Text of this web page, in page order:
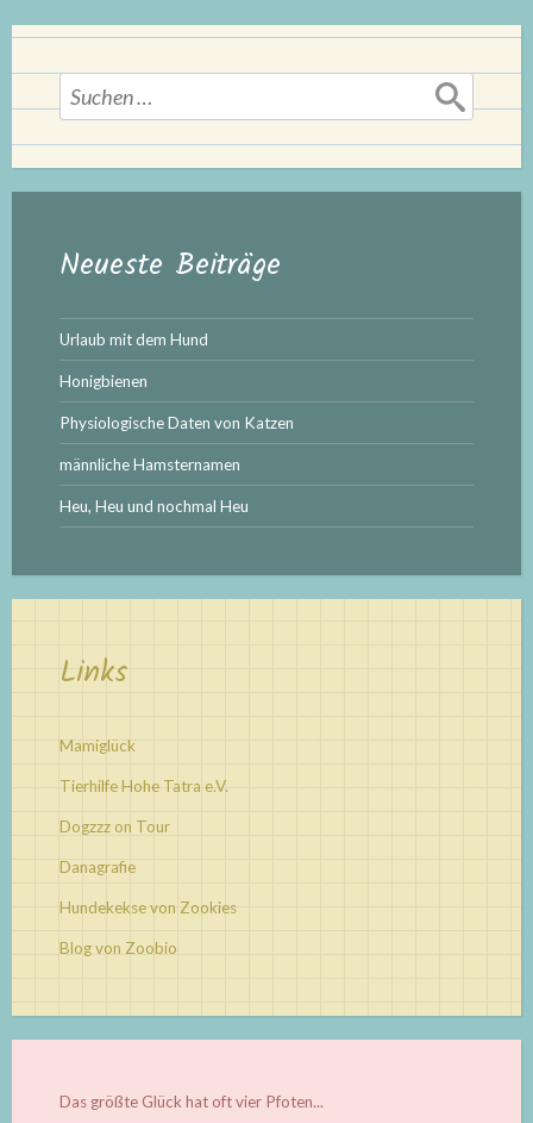
Suchen
nach:
Neueste Beiträge
Urlaub mit dem Hund
Honigbienen
Physiologische Daten von Katzen
männliche Hamsternamen
Heu, Heu und nochmal Heu
Links
Mamiglück
Tierhilfe Hohe Tatra e.V.
Dogzzz on Tour
Danagrafie
Hundekekse von Zookies
Blog von Zoobio
Das größte Glück hat oft vier Pfoten...